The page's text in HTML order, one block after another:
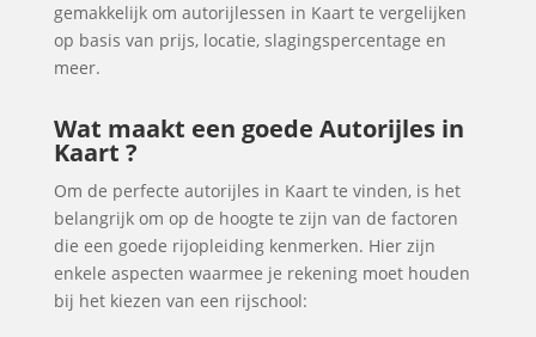
gemakkelijk om autorijlessen in Kaart te vergelijken
op basis van prijs, locatie, slagingspercentage en
meer.
Wat maakt een goede Autorijles in
Kaart ?
Om de perfecte autorijles in Kaart te vinden, is het
belangrijk om op de hoogte te zijn van de factoren
die een goede rijopleiding kenmerken. Hier zijn
enkele aspecten waarmee je rekening moet houden
bij het kiezen van een rijschool: